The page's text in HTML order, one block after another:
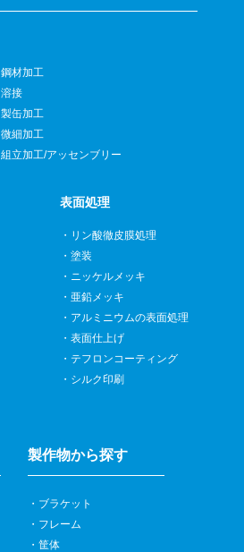
鋼材加工
溶接
製缶加工
微細加工
組立加工/アッセンブリー
表面処理
リン酸徹皮膜処理
塗装
ニッケルメッキ
亜鉛メッキ
アルミニウムの表面処理
表面仕上げ
テフロンコーティング
シルク印刷
製作物から探す
ブラケット
フレーム
筐体